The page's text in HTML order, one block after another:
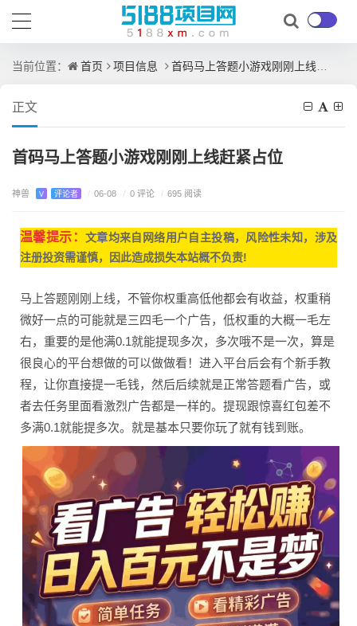
当前位置： 首页 项目信息 首码马上答题小游戏刚刚上线赶紧占位
正文
首码马上答题小游戏刚刚上线赶紧占位
神兽 V 评论者 / 06-08 / 0 评论 / 695 阅读
温馨提示： 文章均来自网络用户自主投稿， 风险性未知，涉及
注册投资需谨慎，因此造成损失本站概不负责!
马上答题刚刚上线，不管你权重高低他都会有收益，权重稍
微好一点的可能就是三四毛一个广告，低权重的大概一毛左
右，重要的是他满0.1就能提现多次，多次哦不是一次，算是
很良心的平台想做的可以做做看！进入平台后会有个新手教
程，让你直接提一毛钱，然后后续就是正常答题看广告，或
者去任务里面看激烈广告都是一样的。提现跟惊喜红包差不
多满0.1就能提多次。就是基本只要你玩了就有钱到账。